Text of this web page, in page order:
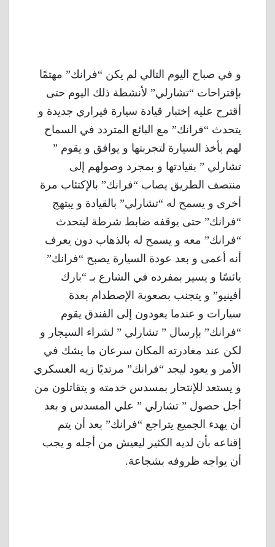
و في صباح اليوم التالي لم يكن “فرانك” مهتمًا
بإقتراحات “تشارلي” لأنشطة ذلك اليوم حتى
أقترح عليه إختبار قيادة سيارة فيراري جديدة و
يتحدث “فرانك” مع البائع المتردد في السماح
لهم بأخذ السيارة لتجربتها و يوافق و يقوم ”
تشارلي ” بقيادتها و بمجرد وصولهم إلى
منتصف الطريق يصاب “فرانك” بالإكتئاب مرة
أخرى و يسمح له “تشارلي” بالقيادة و يبتهج
“فرانك” حتى يوقفه ضابط شرطة ليتحدث
“فرانك” معه و يسمح له بالذهاب دون يعرف
أنه أعمى و بعد عودة السيارة يصبح “فرانك”
يائسًا و يسير بمفرده في الشارع بـ “بارك
أفينيو” و يتجنب بصعوبة الإصطدام بعدة
سيارات و عندما يعودون إلى الفندق يقوم
“فرانك” بإرسال ” تشارلي ” لشراء السيجار و
لكن عند مغادرته المكان سرعان ما يشك في
الأمر و يعود ليجد “فرانك” مرتديًا زيه العسكري
و يستعد للإنتحار بمسدس خدمته و يتقاتلون من
أجل حصول ” تشارلي ” علي المسدس و بعد
أن يهدء الجميع يتراجع “فرانك” بعد أن يتم
إقناعه بأن لديه الكثير ليعيش من أجله و يجب
أن يواجه ظروفه بشجاعة.